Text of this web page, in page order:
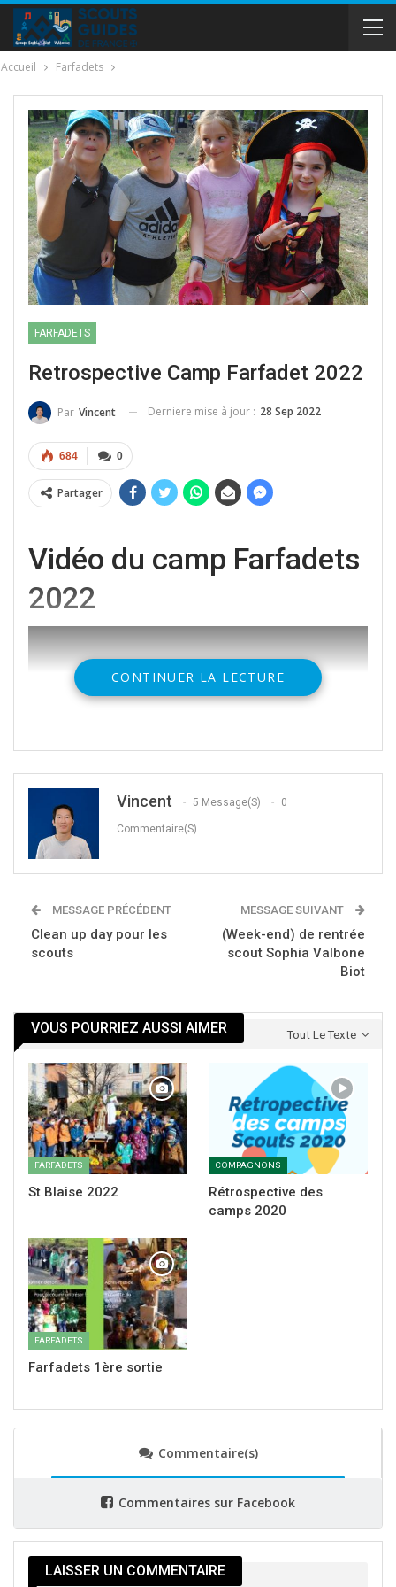
Accueil Farfadets
FARFADETS
Retrospective Camp Farfadet 2022
Par Vincent Derniere mise à jour : 28 Sep 2022
0
684
Partager
Vidéo du camp Farfadets
2022
Merci aux
Merci auxparentsfarfadets,
Merci àFlorianresponsable et Remyguitariste
chanteur
CONTINUER LA LECTURE
Vincent 5 Message(s) 0
Commentaire(s)
MESSAGE PRÉCÉDENT
Clean up day pour les
scouts
MESSAGE SUIVANT
(Week-end) de rentrée
scout Sophia Valbone
Biot
Tout Le Texte
VOUS POURRIEZ AUSSI AIMER
FARFADETS
St Blaise 2022
COMPAGNONS
Rétrospective des
camps 2020
FARFADETS
Farfadets 1ère sortie
Commentaire(s)
Commentaires sur Facebook
LAISSER UN COMMENTAIRE